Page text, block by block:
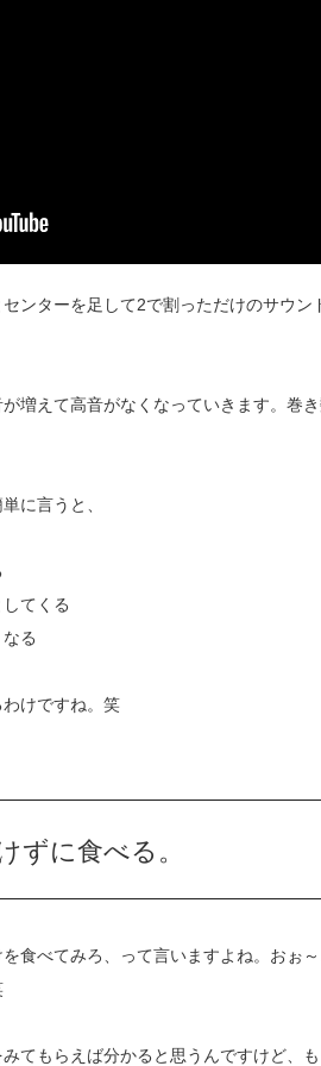
ンターを足して2で割っただけのサウン
増えて高音がなくなっていきます。巻
に言うと、
てくる
る
けですね。笑
ずに食べる。
食べてみろ、って言いますよね。おぉ
てもらえば分かると思うんですけど、